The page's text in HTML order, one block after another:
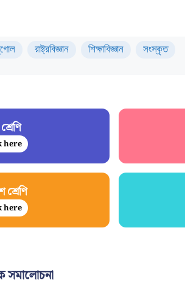
রাষ্ট্রবিজ্ঞান শিক্ষাবিজ্ঞান সংস্কৃত
here
here
সমালোচনা